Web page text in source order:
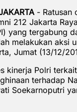
- Ratusan
212 Jakarta
yang tergabung
melakukan aksi
Jumat (13/12/
kinerja Polri
terhadap
Soekarnoputri